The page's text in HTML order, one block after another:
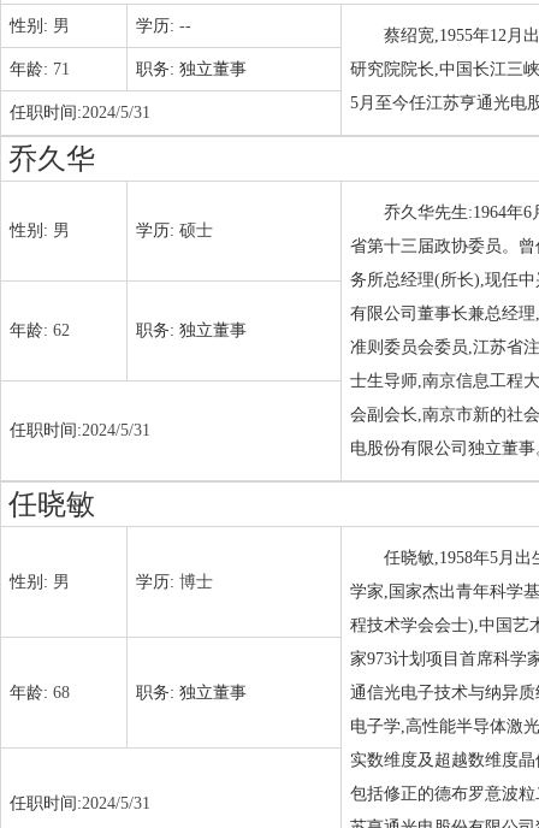
性别: 男 学历: --
蔡绍宽,1955年12月
研究院院长,中国长江三
5月至今任江苏亨通光电
年龄: 71 职务: 独立董事
任职时间:2024/5/31
乔久华
性别: 男 学历: 硕士
乔久华先生:1964年
省第十三届政协委员。
务所总经理(所长),现任
有限公司董事长兼总经
准则委员会委员,江苏省
士生导师,南京信息工程
会副会长,南京市新的社
电股份有限公司独立董
年龄: 62 职务: 独立董事
任职时间:2024/5/31
任晓敏
性别: 男 学历: 博士
任晓敏,1958年5月
学家,国家杰出青年科学
程技术学会会士),中国艺
家973计划项目首席科学
通信光电子技术与纳异
电子学,高性能半导体激
实数维度及超越数维度
包括修正的德布罗意波
年龄: 68 职务: 独立董事
任职时间:2024/5/31